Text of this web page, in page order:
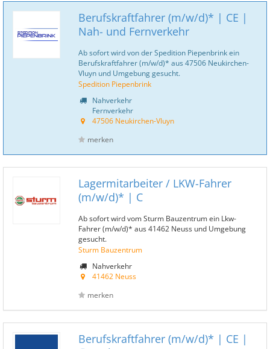
Berufskraftfahrer (m/w/d)* | CE |
Nah- und Fernverkehr
Ab sofort wird von der Spedition Piepenbrink ein
Berufskraftfahrer (m/w/d)* aus 47506 Neukirchen-
Vluyn und Umgebung gesucht.
Spedition Piepenbrink
Nahverkehr
Fernverkehr
47506 Neukirchen-Vluyn
merken
Lagermitarbeiter / LKW-Fahrer
(m/w/d)* | C
Ab sofort wird vom Sturm Bauzentrum ein Lkw-
Fahrer (m/w/d)* aus 41462 Neuss und Umgebung
gesucht.
Sturm Bauzentrum
Nahverkehr
41462 Neuss
merken
Berufskraftfahrer (m/w/d)* | CE |